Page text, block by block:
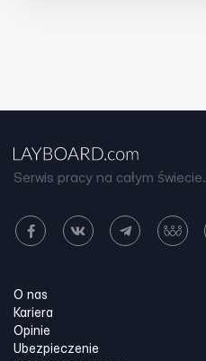
Serwis pracy na całym świecie.
O nas
Kariera
Opinie
Ubezpieczenie